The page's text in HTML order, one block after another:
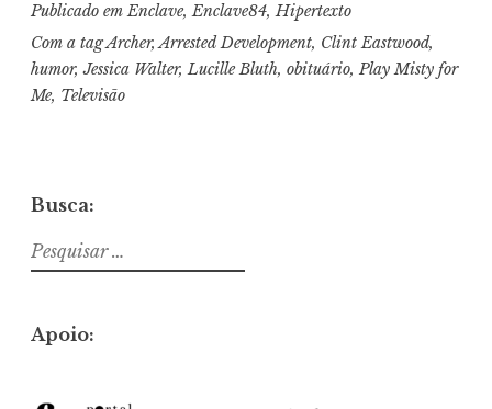
Publicado emEnclave,Enclave84,Hipertexto
Com a tagArcher,Arrested Development, Clint Eastwood,
humor,Jessica Walter,Lucille Bluth, obituário, Play Misty for
Me, Televisão
Busca:
Pesquisar
por:
Apoio: